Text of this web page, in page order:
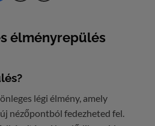
élményrepülés
légi élmény, amely
nézőpontból fedezheted fel.